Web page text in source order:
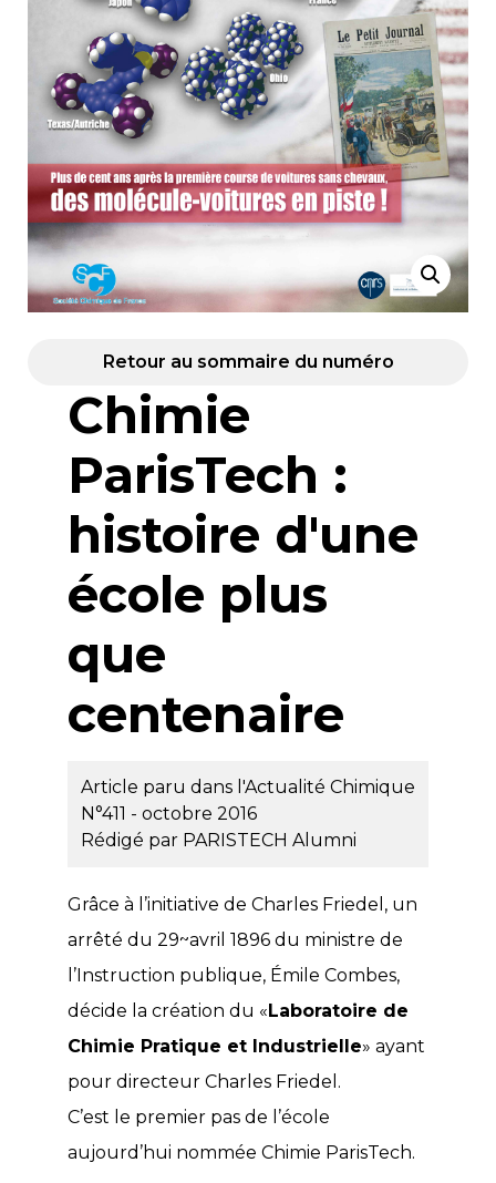
Retour au sommaire du numéro
Chimie
ParisTech :
histoire d'une
école plus
que
centenaire
Article paru dans l'Actualité Chimique
N°411 - octobre 2016
Rédigé par PARISTECH Alumni
Grâce à l’initiative de Charles Friedel, un
arrêté du 29~avril 1896 du ministre de
l’Instruction publique, Émile Combes,
décide la création du «Laboratoire de
Chimie Pratique et Industrielle» ayant
pour directeur Charles Friedel.
C’est le premier pas de l’école
aujourd’hui nommée Chimie ParisTech.